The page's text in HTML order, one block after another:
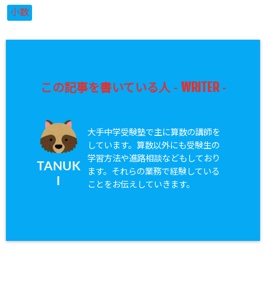
小数
この記事を書いている人 - WRITER-
TANUK
大手中学受験塾で主に算数の講師を
しています。算数以外にも受験生の
学習方法や進路相談などもしており
ます。それらの業務で経験している
ことをお伝えしていきます。